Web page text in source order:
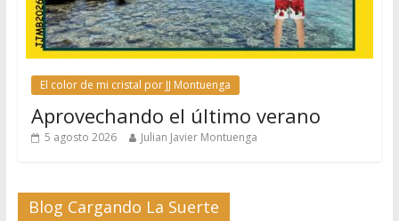
El color de mi cristal por JJ Montuenga
Aprovechando el último verano
5 agosto 2026 Julian Javier Montuenga
Blog Cargando La Suerte